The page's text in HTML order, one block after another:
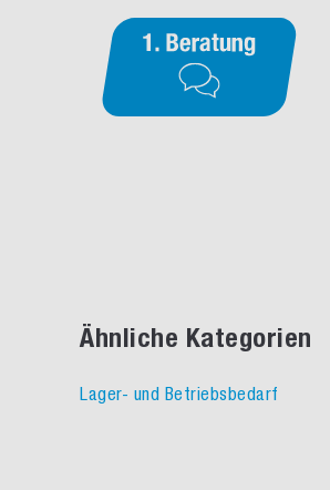
Ähnliche Kategorien
Lager- und Betriebsbedarf